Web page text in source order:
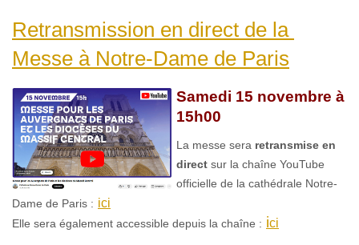
Retransmission en direct de la
Messe à Notre-Dame de Paris
Samedi 15 novembre à
15h00
La messe sera retransmise en
direct sur la chaîne YouTube
officielle de la cathédrale Notre-
Dame de Paris : ici
Elle sera également accessible depuis la chaîne : ici